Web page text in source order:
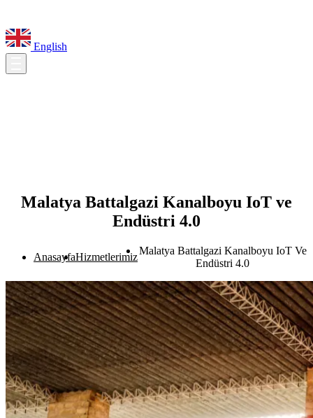
English
Malatya Battalgazi Kanalboyu IoT ve
Endüstri 4.0
AnasayfaHizmetlerimiz
Malatya Battalgazi Kanalboyu IoT Ve
Endüstri 4.0